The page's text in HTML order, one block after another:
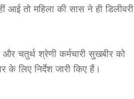
आई तो महिला की सास ने ही डिलीवरी
और चतुर्थ श्रेणी कर्मचारी सुखबीर को
के लिए निर्देश जारी किए हैं।